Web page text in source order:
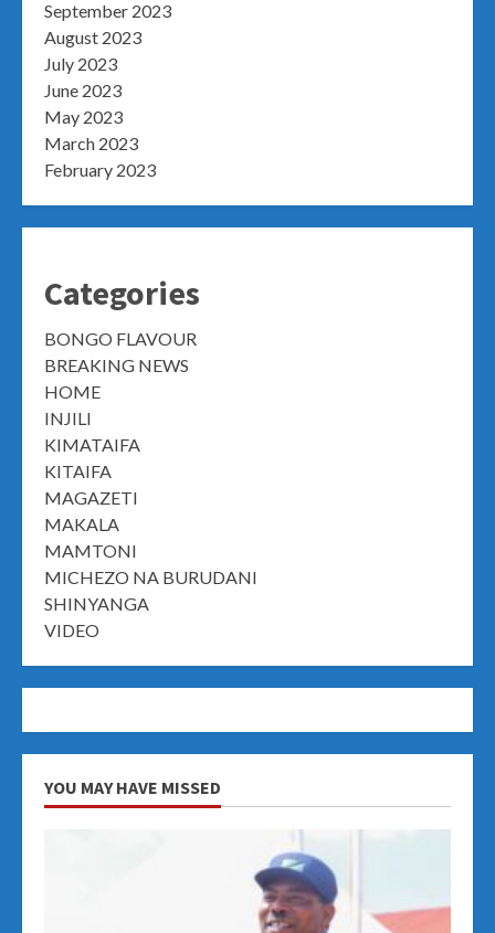
September 2023
August 2023
July 2023
June 2023
May 2023
March 2023
February 2023
Categories
BONGO FLAVOUR
BREAKING NEWS
HOME
INJILI
KIMATAIFA
KITAIFA
MAGAZETI
MAKALA
MAMTONI
MICHEZO NA BURUDANI
SHINYANGA
VIDEO
YOU MAY HAVE MISSED